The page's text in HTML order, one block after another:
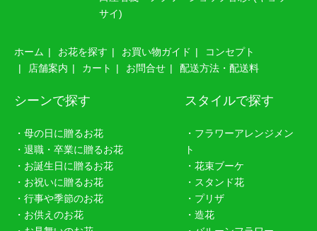
サイ)
ホーム お花を探す お買い物ガイド
コンセプト
店舗案内
カート お問合せ 配送方法・配送料
シーンで探す
・母の日に贈るお花
・退職・卒業に贈るお花
・お誕生日に贈るお花
・お祝いに贈るお花
・行事や季節のお花
・お供えのお花
スタイルで探す
・フラワーアレンジメン
ト
・花束ブーケ
・スタンド花
・プリザ
・造花